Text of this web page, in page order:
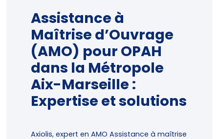
Assistance à
Maîtrise d’Ouvrage
(AMO) pour OPAH
dans la Métropole
Aix-Marseille :
Expertise et solutions
Axiolis, expert en AMO Assistance à maîtrise